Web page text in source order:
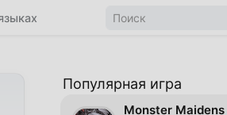
Популярная игра